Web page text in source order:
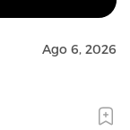
Ago 6, 2026